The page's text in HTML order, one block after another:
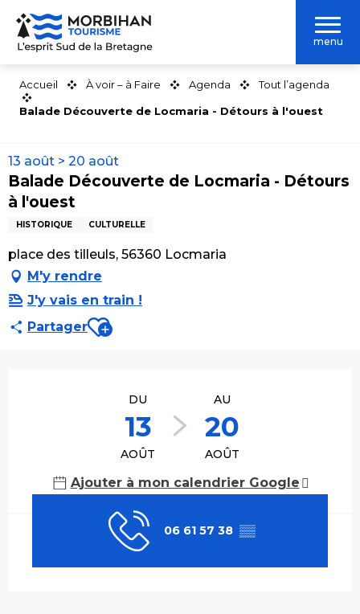
Aller
contenu
menu
Accueil À voir – à Faire Agenda Tout l’agenda
Balade Découverte de Locmaria - Détours à l'ouest
13 août > 20 août
Balade Découverte de Locmaria - Détours
à l'ouest
HISTORIQUE CULTURELLE
place des tilleuls, 56360 Locmaria
M'y rendre
J'y vais en train !
PartagerAjouter aux favoris
DU
13
AOÛT
AU
20
AOÛT
Ajouter à mon calendrier Google
06 61 57 38 ▒▒